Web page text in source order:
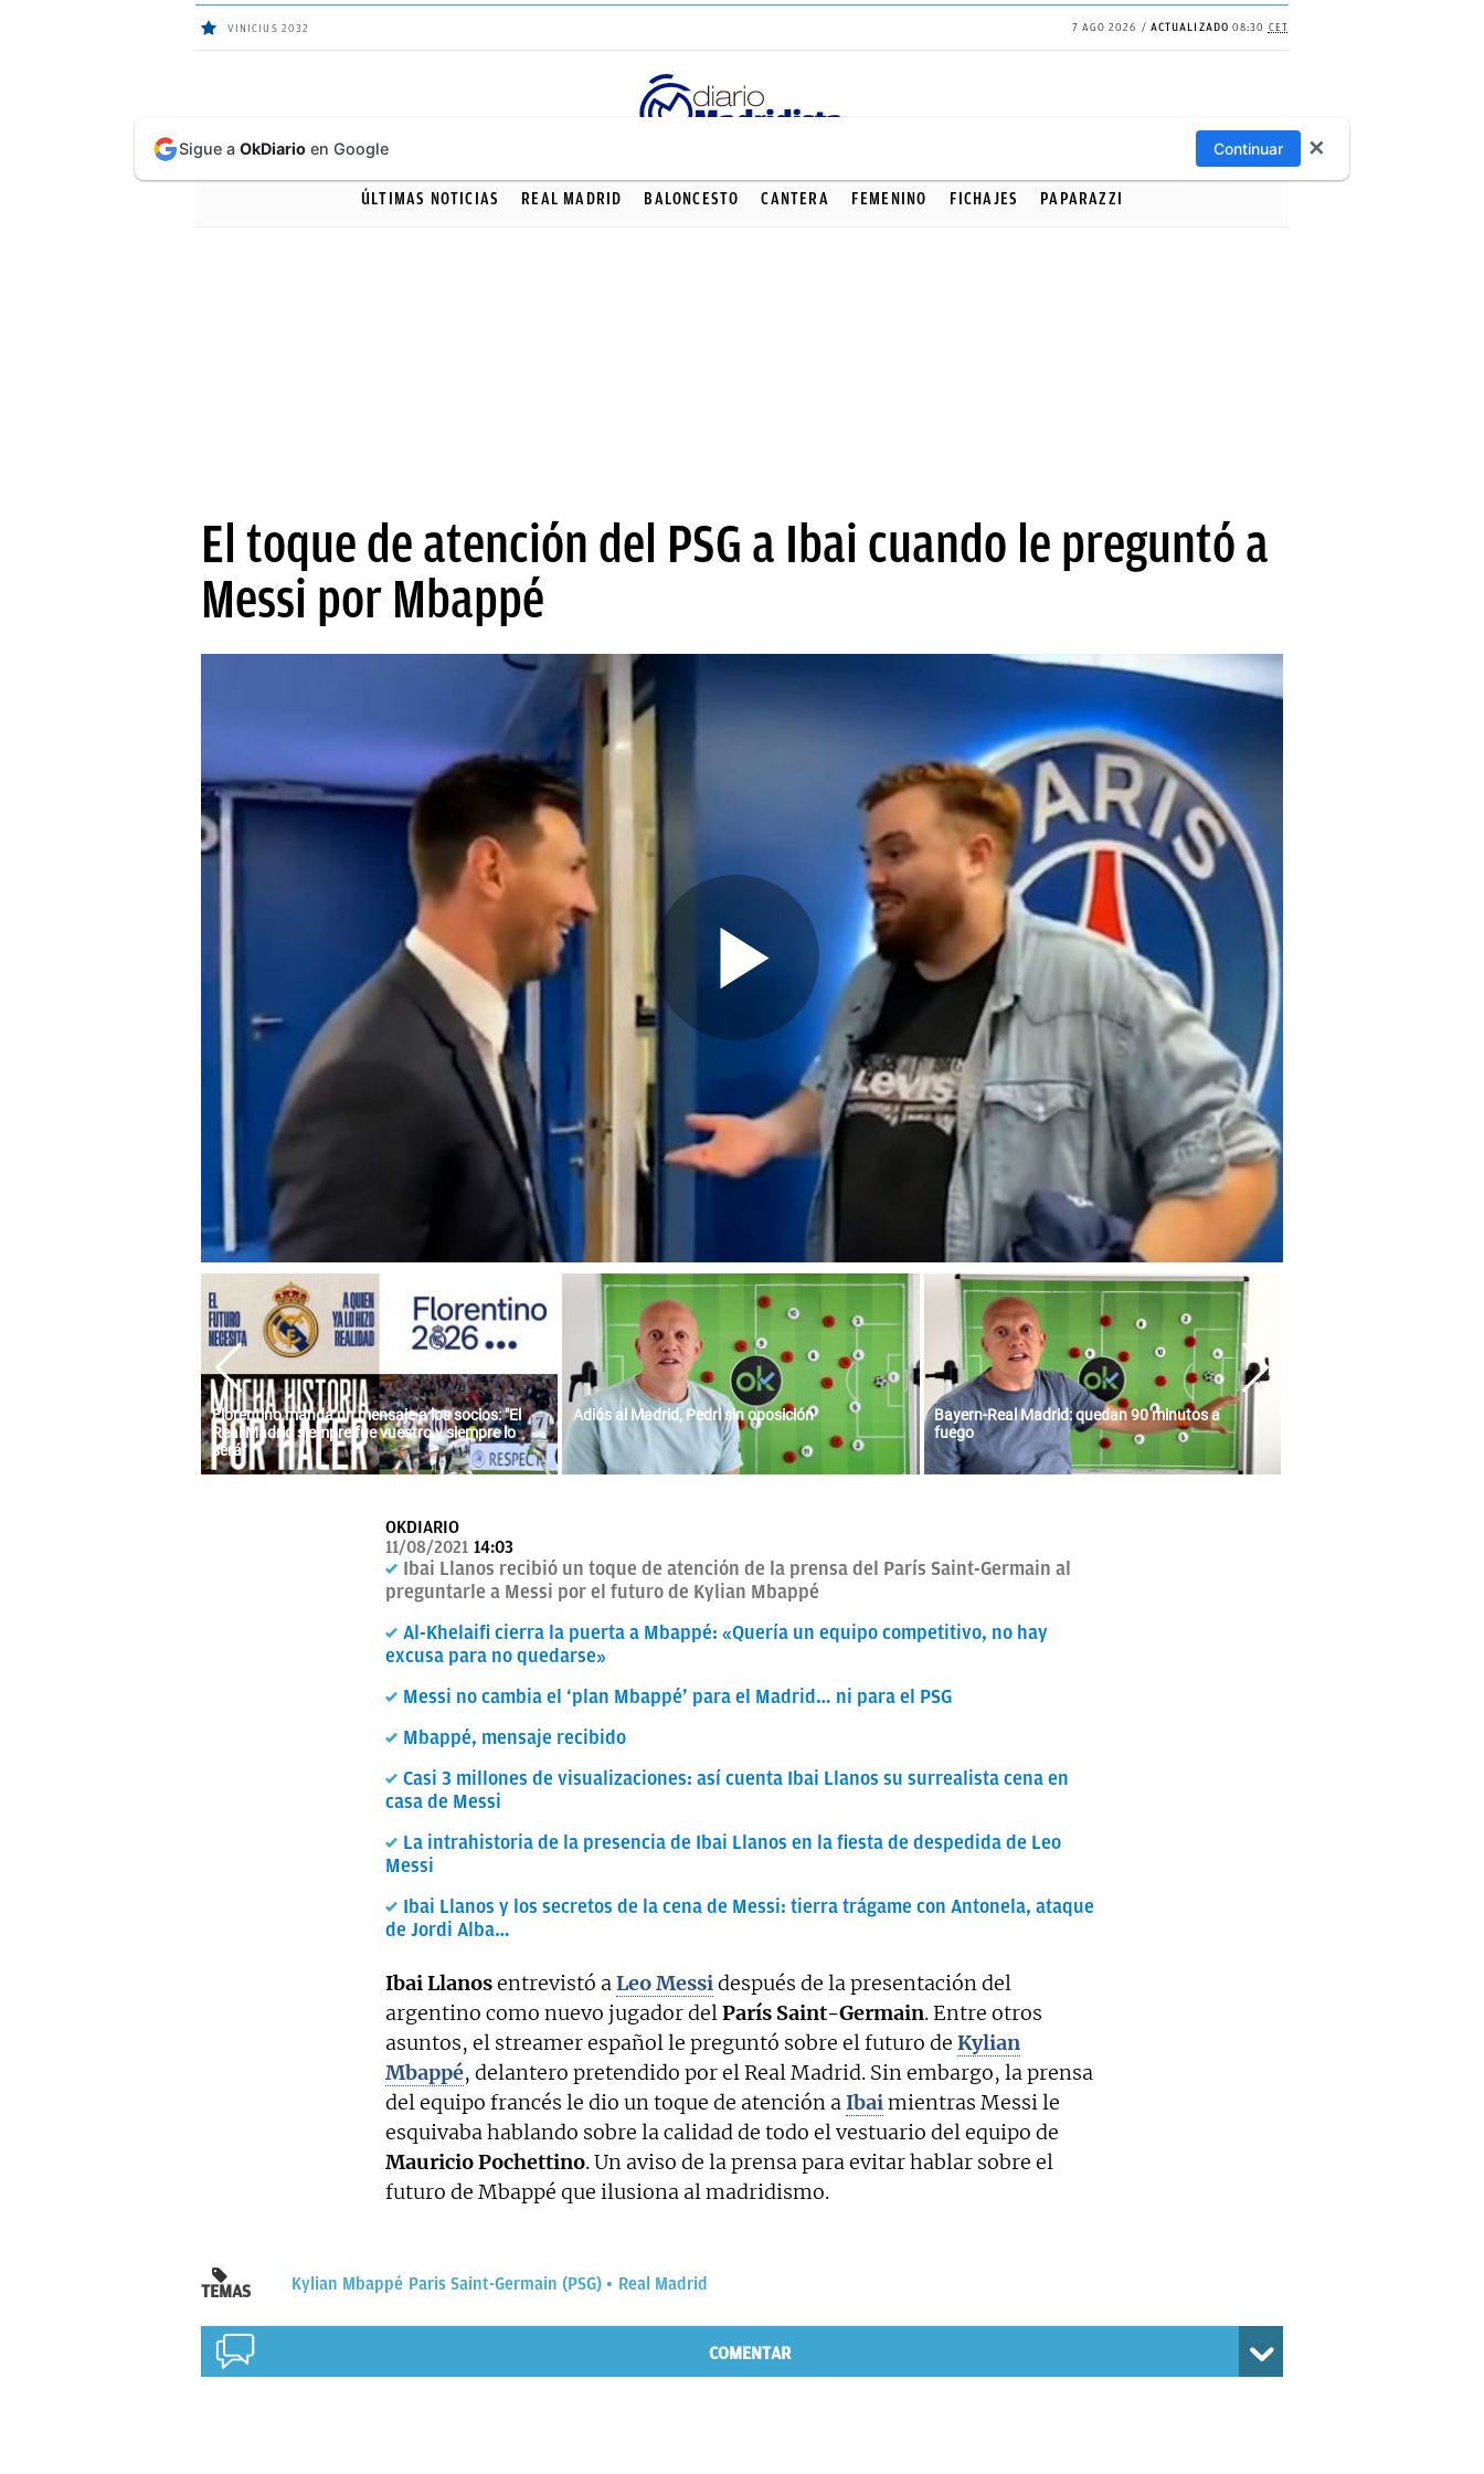
VINICIUS 2032 7 AGO 2026 ACTUALIZADO 08:30 CET
ÚLTIMAS
NOTICIAS
OKDIARIO
ÚLTIMAS NOTICIAS REAL MADRID BALONCESTO CANTERA FEMENINO FICHAJES PAPARAZZI
El toque de atención del PSG a Ibai cuando le preguntó a
Messi por Mbappé
Florentino manda un mensaje a los socios: "El
Real Madrid siempre fue vuestro y siempre lo
será"
Adiós al Madrid, Pedri sin oposición
Bayern-Real Madrid: quedan 90 minutos a
fuego
OKDIARIO
11/08/2021 14:03
Ibai Llanos recibió un toque de atención de la prensa del París Saint-Germain al
preguntarle a Messi por el futuro de Kylian Mbappé
Al-Khelaifi cierra la puerta a Mbappé: «Quería un equipo competitivo, no hay
excusa para no quedarse»
Messi no cambia el ‘plan Mbappé’ para el Madrid… ni para el PSG
Mbappé, mensaje recibido
Casi 3 millones de visualizaciones: así cuenta Ibai Llanos su surrealista cena en
casa de Messi
La intrahistoria de la presencia de Ibai Llanos en la fiesta de despedida de Leo
Messi
Ibai Llanos y los secretos de la cena de Messi: tierra trágame con Antonela, ataque
de Jordi Alba…
Ibai Llanosentrevistó a Leo Messi después de la presentación del
argentino como nuevo jugador del París Saint-Germain. Entre otros
asuntos, el streamer español le preguntó sobre el futuro de Kylian
Mbappé, delantero pretendido por el Real Madrid. Sin embargo, la prensa
del equipo francés le dio un toque de atención a Ibai mientras Messi le
esquivaba hablando sobre la calidad de todo el vestuario del equipo de
Mauricio Pochettino. Un aviso de la prensa para evitar hablar sobre el
futuro de Mbappé que ilusiona al madridismo.
TEMAS Kylian Mbappé Paris Saint-Germain (PSG) Real Madrid
COMENTAR
Sigue a OkDiario en Google Continuar ✕